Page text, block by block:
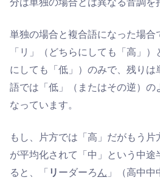
単独の場合と複合語になった場合
「リ」（どちらにしても「高」
にしても「低」）のみで、残りは
語では「低」（またはその逆）の
なっています。
もし、片方では「高」だがもう
が平均化されて「中」という中途
ると、「 リ ーダーろ ん 」（高中